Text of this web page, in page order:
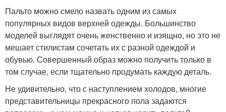
Пальто можно смело назвать одним из самых
популярных видов верхней одежды. Большинство
моделей выглядят очень женственно и изящно, но это не
мешает стилистам сочетать их с разной одеждой и
обувью. Совершенный образ можно получить только в
том случае, если тщательно продумать каждую деталь.
Не удивительно, что с наступлением холодов, многие
представительницы прекрасного пола задаются